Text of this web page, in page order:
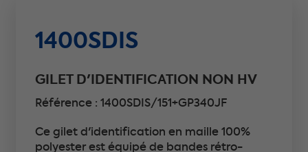
1400SDIS
GILET D'IDENTIFICATION NON HV
Référence : 1400SDIS/151+GP340JF
Ce gilet d'identification en maille 100%
polyester est équipé de bandes rétro-